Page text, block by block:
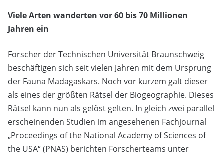
Viele Arten wanderten vor 60 bis 70 Millionen
Jahren ein
Forscher der Technischen Universität Braunschweig
beschäftigen sich seit vielen Jahren mit dem Ursprung
der Fauna Madagaskars. Noch vor kurzem galt dieser
als eines der größten Rätsel der Biogeographie. Dieses
Rätsel kann nun als gelöst gelten. In gleich zwei parallel
erscheinenden Studien im angesehenen Fachjournal
„Proceedings of the National Academy of Sciences of
the USA“ (PNAS) berichten Forscherteams unter